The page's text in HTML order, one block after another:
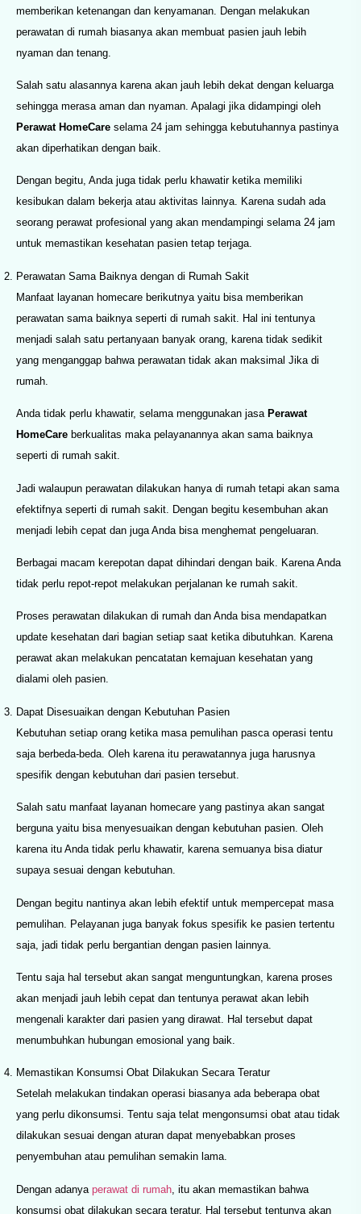
memberikan ketenangan dan kenyamanan. Dengan melakukan
perawatan di rumah biasanya akan membuat pasien jauh lebih
nyaman dan tenang.
Salah satu alasannya karena akan jauh lebih dekat dengan keluarga
sehingga merasa aman dan nyaman. Apalagi jika didampingi oleh
Perawat HomeCare selama 24 jam sehingga kebutuhannya pastinya
akan diperhatikan dengan baik.
Dengan begitu, Anda juga tidak perlu khawatir ketika memiliki
kesibukan dalam bekerja atau aktivitas lainnya. Karena sudah ada
seorang perawat profesional yang akan mendampingi selama 24 jam
untuk memastikan kesehatan pasien tetap terjaga.
Perawatan Sama Baiknya dengan di Rumah Sakit
Manfaat layanan homecare berikutnya yaitu bisa memberikan
perawatan sama baiknya seperti di rumah sakit. Hal ini tentunya
menjadi salah satu pertanyaan banyak orang, karena tidak sedikit
yang menganggap bahwa perawatan tidak akan maksimal Jika di
rumah.
Anda tidak perlu khawatir, selama menggunakan jasa Perawat
HomeCare berkualitas maka pelayanannya akan sama baiknya
seperti di rumah sakit.
Jadi walaupun perawatan dilakukan hanya di rumah tetapi akan sama
efektifnya seperti di rumah sakit. Dengan begitu kesembuhan akan
menjadi lebih cepat dan juga Anda bisa menghemat pengeluaran.
Berbagai macam kerepotan dapat dihindari dengan baik. Karena Anda
tidak perlu repot-repot melakukan perjalanan ke rumah sakit.
Proses perawatan dilakukan di rumah dan Anda bisa mendapatkan
update kesehatan dari bagian setiap saat ketika dibutuhkan. Karena
perawat akan melakukan pencatatan kemajuan kesehatan yang
dialami oleh pasien.
Dapat Disesuaikan dengan Kebutuhan Pasien
Kebutuhan setiap orang ketika masa pemulihan pasca operasi tentu
saja berbeda-beda. Oleh karena itu perawatannya juga harusnya
spesifik dengan kebutuhan dari pasien tersebut.
Salah satu manfaat layanan homecare yang pastinya akan sangat
berguna yaitu bisa menyesuaikan dengan kebutuhan pasien. Oleh
karena itu Anda tidak perlu khawatir, karena semuanya bisa diatur
supaya sesuai dengan kebutuhan.
Dengan begitu nantinya akan lebih efektif untuk mempercepat masa
pemulihan. Pelayanan juga banyak fokus spesifik ke pasien tertentu
saja, jadi tidak perlu bergantian dengan pasien lainnya.
Tentu saja hal tersebut akan sangat menguntungkan, karena proses
akan menjadi jauh lebih cepat dan tentunya perawat akan lebih
mengenali karakter dari pasien yang dirawat. Hal tersebut dapat
menumbuhkan hubungan emosional yang baik.
Memastikan Konsumsi Obat Dilakukan Secara Teratur
Setelah melakukan tindakan operasi biasanya ada beberapa obat
yang perlu dikonsumsi. Tentu saja telat mengonsumsi obat atau tidak
dilakukan sesuai dengan aturan dapat menyebabkan proses
penyembuhan atau pemulihan semakin lama.
Dengan adanya perawat di rumah , itu akan memastikan bahwa
konsumsi obat dilakukan secara teratur. Hal tersebut tentunya akan